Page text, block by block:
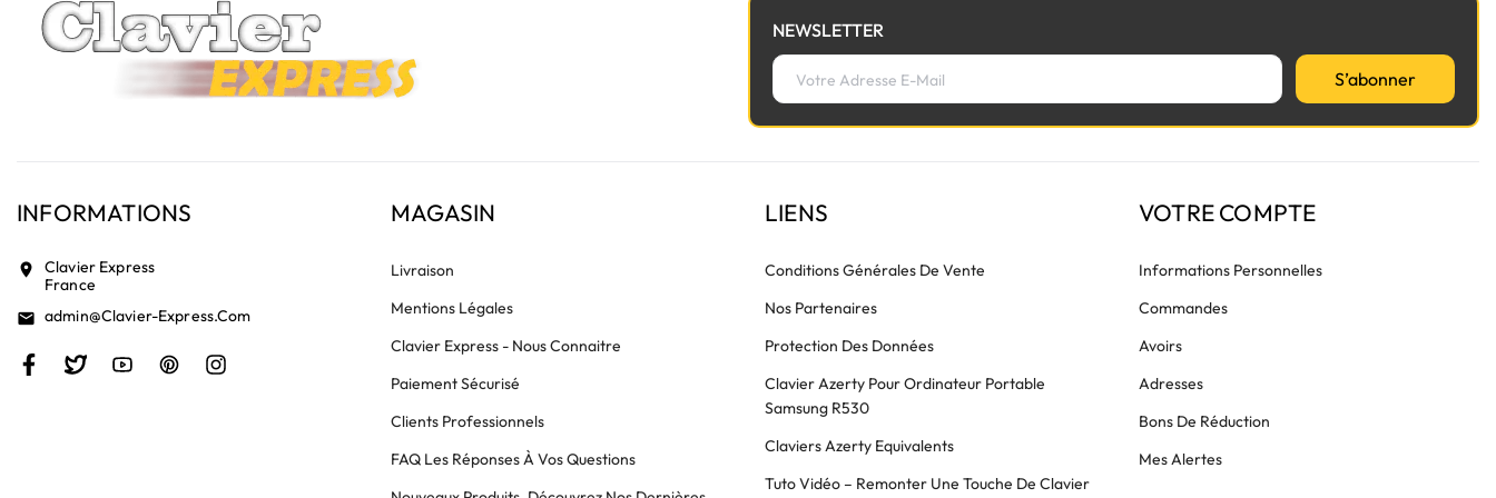
NEWSLETTER
S’abonner
INFORMATIONS
location_on
Clavier Express
France
email Admin@clavier-Express.com
MAGASIN
Livraison
Mentions Légales
Clavier Express - Nous Connaitre
Paiement Sécurisé
Clients Professionnels
FAQ Les Réponses À Vos Questions
LIENS
Conditions Générales De Vente
Nos Partenaires
Protection Des Données
Clavier Azerty Pour Ordinateur Portable
Samsung R530
Claviers Azerty Equivalents
Tuto Vidéo – Remonter Une Touche De Clavier
VOTRE COMPTE
Informations Personnelles
Commandes
Avoirs
Adresses
Bons De Réduction
Mes Alertes